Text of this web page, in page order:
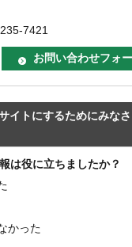
7421
イトにするためにみな
は役に立ちましたか？
かった